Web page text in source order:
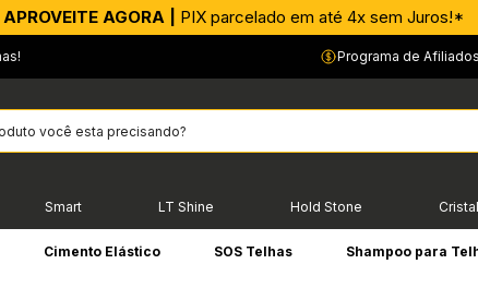
APROVEITE AGORA | PIX parcelado em até 4x sem Juros!*
Programa de
Smart LT Shine Hold Stone
Cimento Elástico SOS Telhas Shampoo para